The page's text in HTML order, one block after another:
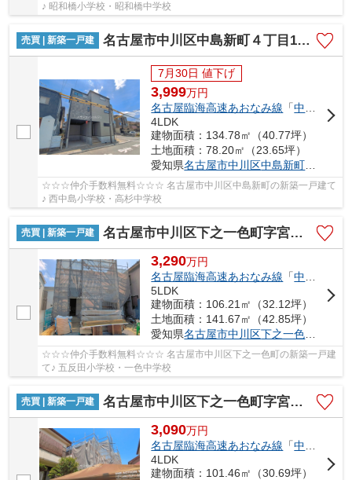
♪ 昭和橋小学校・昭和橋中学校
売買 | 新築一戸建 名古屋市中川区中島新町４丁目1011【仲介手数料無料】新築一戸建て 1号棟
7月30日 値下げ
3,999万円
名古屋臨海高速あおなみ線 「中島
」駅
4LDK
建物面積：134.78㎡（40.77坪）
土地面積：78.20㎡（23.65坪）
愛知県名古屋市中川区中島新町
☆☆☆仲介手数料無料☆☆☆ 名古屋市中川区中島新町の新築一戸建て
♪ 西中島小学校・高杉中学校
売買 | 新築一戸建 名古屋市中川区下之一色町字宮分168【仲介手数料無料】新築一戸建て 1号棟
3,290万円
名古屋臨海高速あおなみ線 「中島
5LDK
建物面積：106.21㎡（32.12坪）
土地面積：141.67㎡（42.85坪）
愛知県名古屋市中川区下之一色町
☆☆☆仲介手数料無料☆☆☆ 名古屋市中川区下之一色町の新築一戸建
て♪ 五反田小学校・一色中学校
売買 | 新築一戸建 名古屋市中川区下之一色町字宮分168【仲介手数料無料】新築一戸建て 2号棟
3,090万円
名古屋臨海高速あおなみ線 「中島
4LDK
建物面積：101.46㎡（30.69坪）